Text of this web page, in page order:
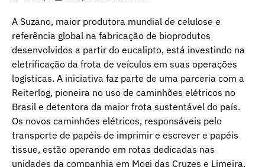
A Suzano, maior produtora mundial de celulose e
referência global na fabricação de bioprodutos
desenvolvidos a partir do eucalipto, está investindo na
eletrificação da frota de veículos em suas operações
logísticas. A iniciativa faz parte de uma parceria com a
Reiterlog, pioneira no uso de caminhões elétricos no
Brasil e detentora da maior frota sustentável do país.
Os novos caminhões elétricos, responsáveis pelo
transporte de papéis de imprimir e escrever e papéis
tissue, estão operando em rotas dedicadas nas
unidades da companhia em Mogi das Cruzes e Limeira,